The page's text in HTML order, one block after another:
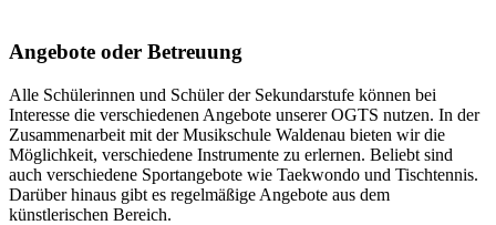
Angebote oder Betreuung
Alle Schülerinnen und Schüler der Sekundarstufe können bei
Interesse die verschiedenen Angebote unserer OGTS nutzen. In der
Zusammenarbeit mit der Musikschule Waldenau bieten wir die
Möglichkeit, verschiedene Instrumente zu erlernen. Beliebt sind
auch verschiedene Sportangebote wie Taekwondo und Tischtennis.
Darüber hinaus gibt es regelmäßige Angebote aus dem
künstlerischen Bereich.